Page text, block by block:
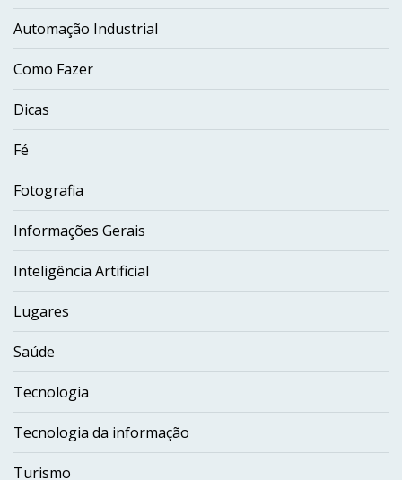
Automação Industrial
Como Fazer
Dicas
Fé
Fotografia
Informações Gerais
Inteligência Artificial
Lugares
Saúde
Tecnologia
Tecnologia da informação
Turismo